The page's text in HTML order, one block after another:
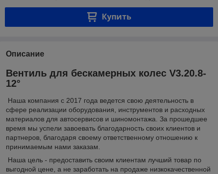
Купить
Описание
Вентиль для бескамерных колес V3.20.8-
12°
Наша компания с 2017 года ведется свою деятельность в
сфере реализации оборудования, инструментов и расходных
материалов для автосервисов и шиномонтажа. За прошедшее
время мы успели завоевать благодарность своих клиентов и
партнеров, благодаря своему ответственному отношению к
принимаемым нами заказам.
Наша цель - предоставить своим клиентам лучший товар по
выгодной цене, а не заработать на продаже низкокачественной